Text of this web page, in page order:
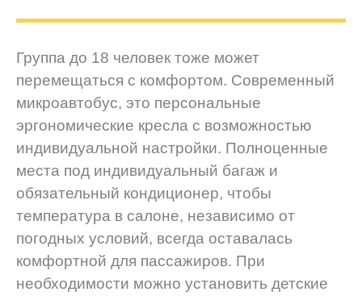
Группа до 18 человек тоже может
перемещаться с комфортом. Современный
микроавтобус, это персональные
эргономические кресла с возможностью
индивидуальной настройки. Полноценные
места под индивидуальный багаж и
обязательный кондиционер, чтобы
температура в салоне, независимо от
погодных условий, всегда оставалась
комфортной для пассажиров. При
необходимости можно установить детские